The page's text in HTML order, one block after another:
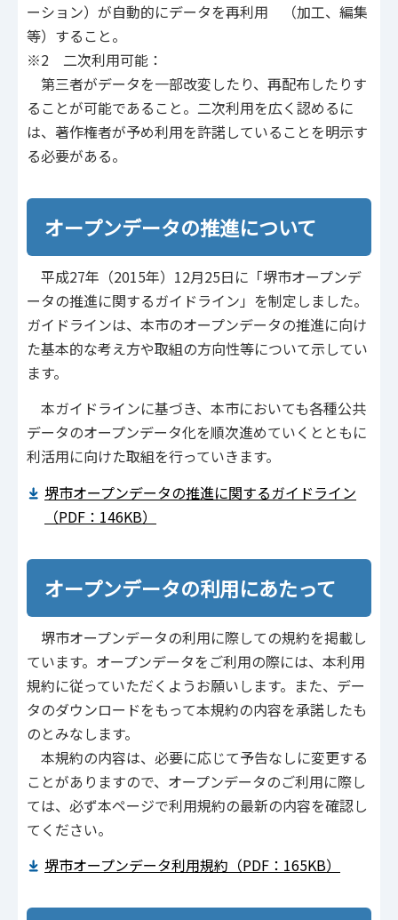
ーション）が自動的にデータを再利用 （加工、編集
等）すること。
※2 二次利用可能：
第三者がデータを一部改変したり、再配布したりす
ることが可能であること。二次利用を広く認めるに
は、著作権者が予め利用を許諾していることを明示す
る必要がある。
オープンデータの推進について
平成27年（2015年）12月25日に「堺市オープンデ
ータの推進に関するガイドライン」を制定しました。
ガイドラインは、本市のオープンデータの推進に向け
た基本的な考え方や取組の方向性等について示してい
ます。
本ガイドラインに基づき、本市においても各種公共
データのオープンデータ化を順次進めていくとともに
利活用に向けた取組を行っていきます。
堺市オープンデータの推進に関するガイドライン
（PDF：146KB）
オープンデータの利用にあたって
堺市オープンデータの利用に際しての規約を掲載し
ています。オープンデータをご利用の際には、本利用
規約に従っていただくようお願いします。また、デー
タのダウンロードをもって本規約の内容を承諾したも
のとみなします。
本規約の内容は、必要に応じて予告なしに変更する
ことがありますので、オープンデータのご利用に際し
ては、必ず本ページで利用規約の最新の内容を確認し
てください。
堺市オープンデータ利用規約（PDF：165KB）